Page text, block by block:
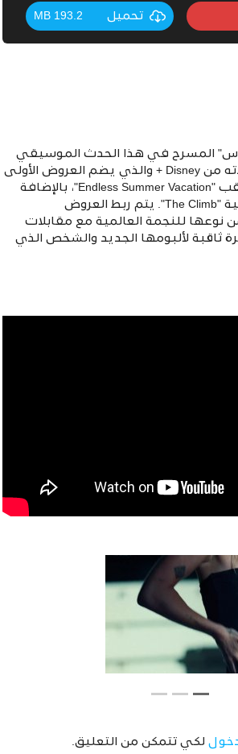
تحميل 193.2 MB
المسرح في هذا الحدث الموسيقي
الذي لا بد من مشاهدته من Disney + والذي يضم العروض الأولى
لألبومها الثامن المرتقب "Endless Summer Vacation"، بالإضافة
إلى أغنيتها الكلاسيكية "The Climb". يتم ربط العروض
نوعها للنجمة العالمية مع مقابلات
ثاقبة لألبومها الجديد والشخص الذي
لكي تتمكن من التعليق.